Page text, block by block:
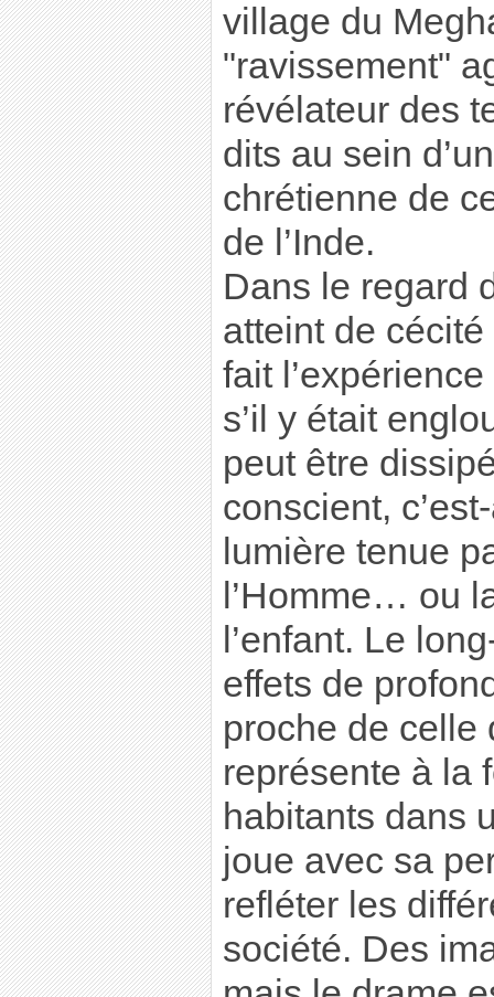
village du
"ravissement"
révélateur des
dits au sein
chrétienne de
de l’Inde.
Dans le regard
atteint de
fait
s’il y était
peut être
conscient,
lumière tenue
l’Homme… ou
l’enfant. Le
effets de
proche de celle
représente à la
habitants dans
joue avec sa
refléter les
société. Des